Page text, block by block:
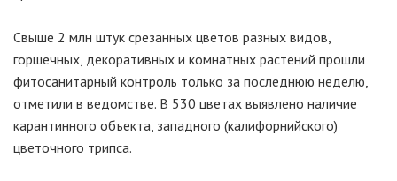
Свыше 2 млн штук срезанных цветов разных видов,
горшечных, декоративных и комнатных растений прошли
фитосанитарный контроль только за последнюю неделю,
отметили в ведомстве. В 530 цветах выявлено наличие
карантинного объекта, западного (калифорнийского)
цветочного трипса.